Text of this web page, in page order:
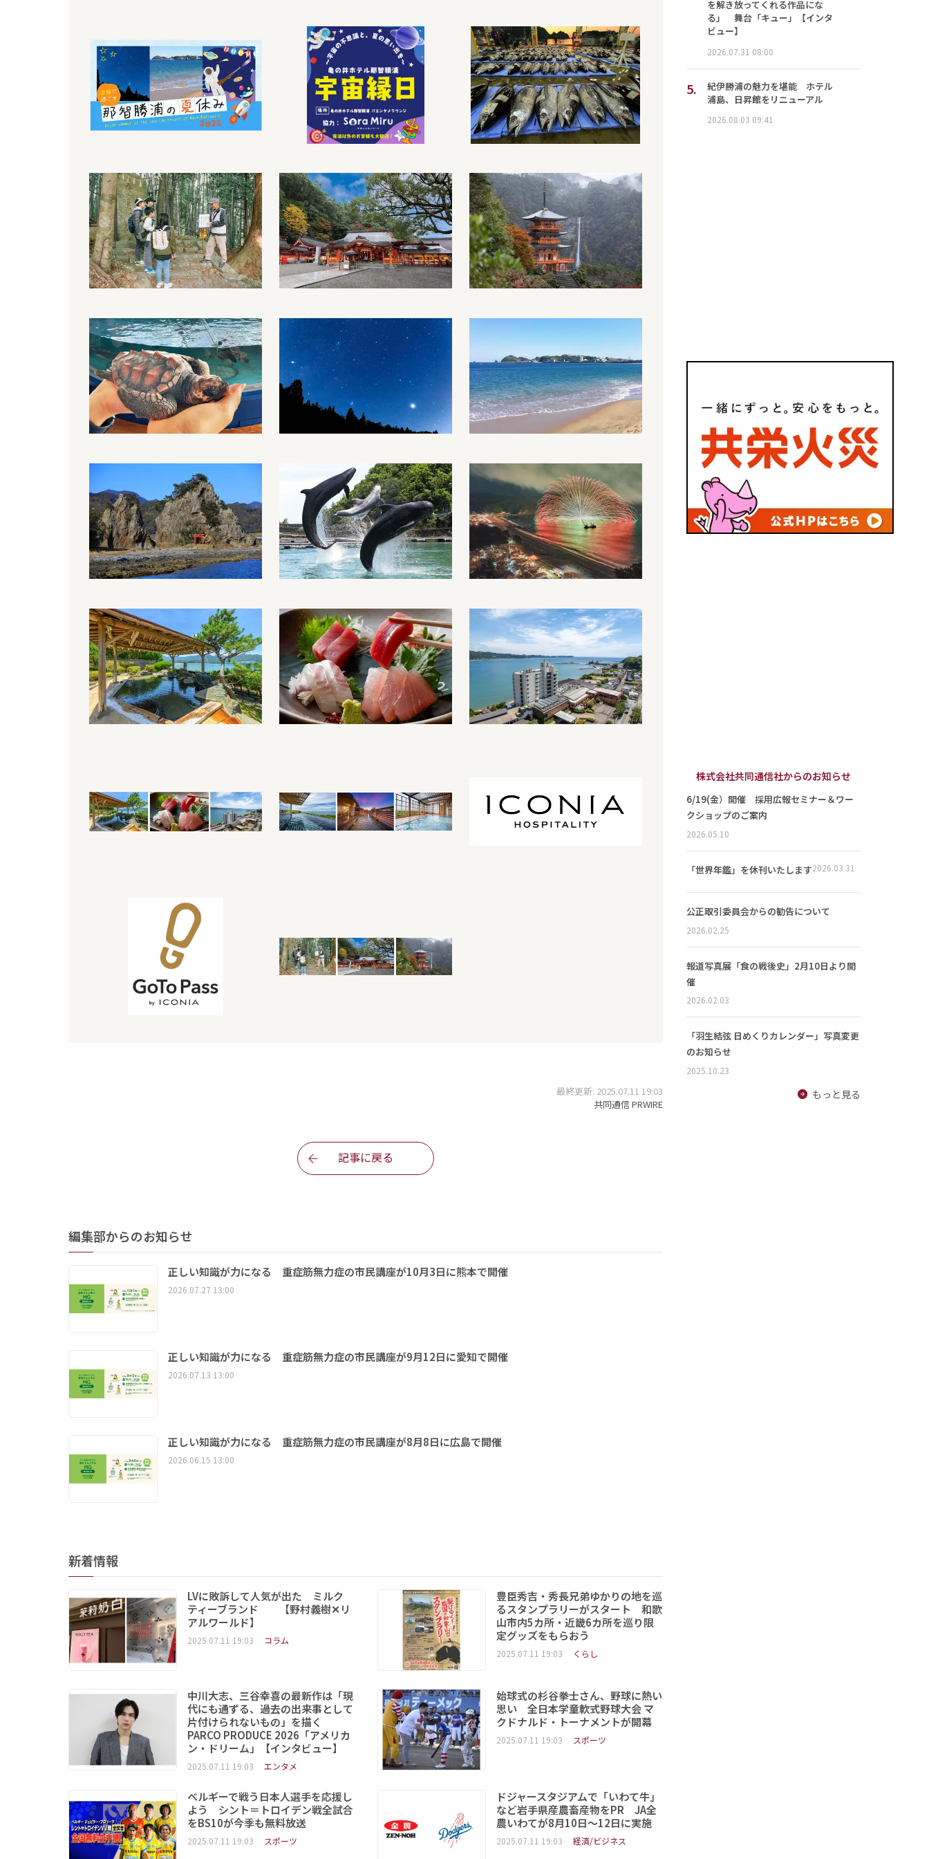
最終更新: 2025.07.11 19:03
共同通信 PRWIRE
記事に戻る
編集部からのお知らせ
正しい知識が力になる 重症筋無力症の市民講座が10月3日に熊本で開催
2026.07.27 13:00
正しい知識が力になる 重症筋無力症の市民講座が9月12日に愛知で開催
2026.07.13 13:00
正しい知識が力になる 重症筋無力症の市民講座が8月8日に広島で開催
2026.06.15 13:00
新着情報
LVに敗訴して人気が出た ミルク
ティーブランド 【野村義樹✕リ
アルワールド】
2025.07.11 19:03 コラム
豊臣秀吉・秀長兄弟ゆかりの地を巡
るスタンプラリーがスタート 和歌
山市内5カ所・近畿6カ所を巡り限
定グッズをもらおう
2025.07.11 19:03 くらし
中川大志、三谷幸喜の最新作は「現
代にも通ずる、過去の出来事として
片付けられないもの」を描く
PARCO PRODUCE 2026「アメリカ
ン・ドリーム」【インタビュー】
2025.07.11 19:03 エンタメ
始球式の杉谷拳士さん、野球に熱い
思い 全日本学童軟式野球大会 マ
クドナルド・トーナメントが開幕
2025.07.11 19:03 スポーツ
ベルギーで戦う日本人選手を応援し
よう シント＝トロイデン戦全試合
をBS10が今季も無料放送
2025.07.11 19:03 スポーツ
ドジャースタジアムで「いわて牛」
など岩手県産農畜産物をPR JA全
農いわてが8月10日～12日に実施
2025.07.11 19:03 経済/ビジネス
を解き放ってくれる作品にな
る」 舞台「キュー」【インタ
ビュー】
2026.07.31 08:00
5.
紀伊勝浦の魅力を堪能 ホテル
浦島、日昇館をリニューアル
2026.08.03 09:41
株式会社共同通信社からのお知らせ
6/19(金）開催 採用広報セミナー＆ワー
クショップのご案内
2026.05.10
「世界年鑑」を休刊いたします2026.03.31
公正取引委員会からの勧告について
2026.02.25
報道写真展「食の戦後史」2月10日より開
催
2026.02.03
「羽生結弦 日めくりカレンダー」写真変更
のお知らせ
2025.10.23
もっと見る